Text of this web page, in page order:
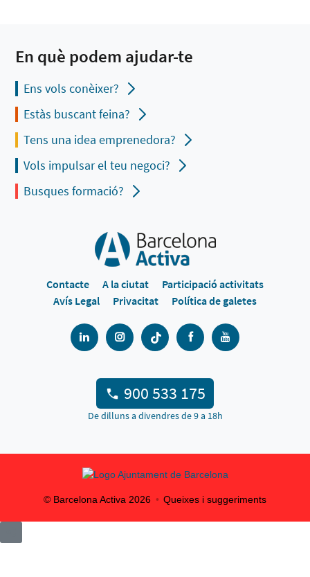
En què podem ajudar-te
Ens vols conèixer?
Estàs buscant feina?
Tens una idea emprenedora?
Vols impulsar el teu negoci?
Busques formació?
Contacte A la ciutat
Participació activitats
Avís Legal
Privacitat Política de galetes
900 533 175
De dilluns a divendres de 9 a 18h
© Barcelona Activa 2026 Queixes i suggeriments